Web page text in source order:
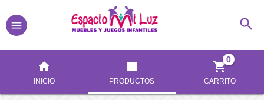
INICIO PRODUCTOS CARRITO
0